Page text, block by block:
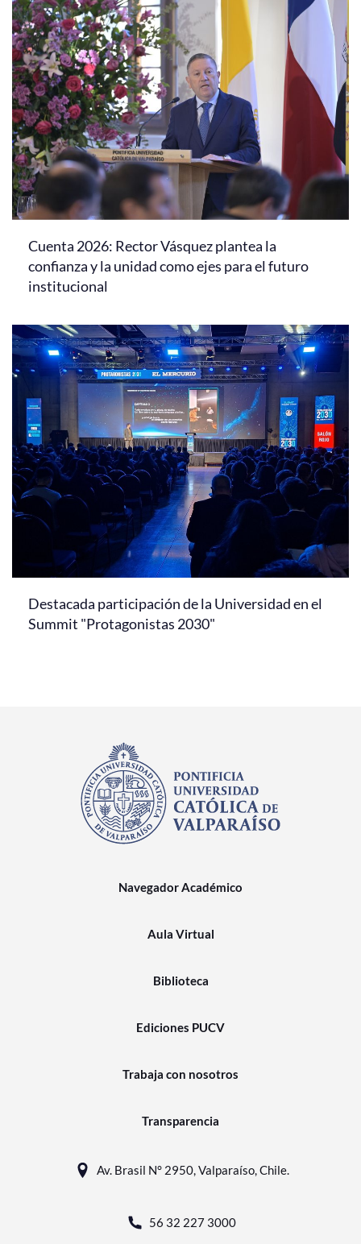
Cuenta 2026: Rector Vásquez plantea la
confianza y la unidad como ejes para el futuro
institucional
Destacada participación de la Universidad en el
Summit "Protagonistas 2030"
Navegador Académico
Aula Virtual
Biblioteca
Ediciones PUCV
Trabaja con nosotros
Transparencia
Av. Brasil N° 2950, Valparaíso, Chile.
56 32 227 3000